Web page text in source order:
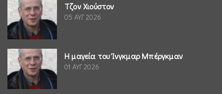
Τζον Χιούστον
05 ΑΥΓ 2026
Η μαγεία του Ίνγκμαρ Μπέργκμαν
01 ΑΥΓ 2026